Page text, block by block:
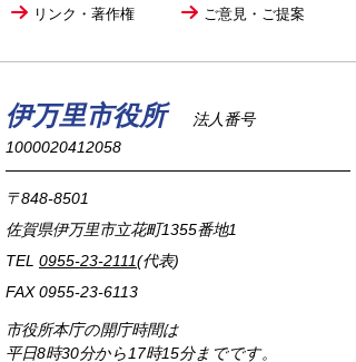
リンク・著作権 ご意見・ご提案
伊万里市役所
法人番号
1000020412058
〒848-8501
佐賀県伊万里市立花町1355番地1
TEL 0955-23-2111(代表)
FAX 0955-23-6113
市役所本庁の開庁時間は
平日8時30分から17時15分までです。